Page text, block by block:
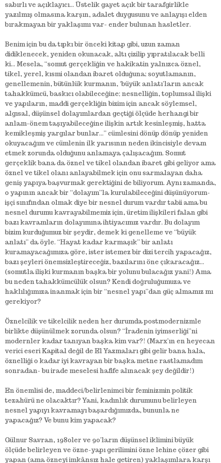
sabırlı ve açıklayıcı… Üstelik gayet açık bir tarafgirlikle
yazılmış olmasına karşın, adalet duygusunu ve anlayışı elden
bırakmayan bir yaklaşımı var- ender bulunan hasletler.
Benim için bu da tıpkı bir önceki kitap gibi, uzun zaman
didiklenecek, yeniden okunacak, altı çizilip yıpratılacak belli
ki… Mesela, “somut gerçekliğin ve hakikatin yalnızca öznel,
tikel, yerel, kısmi olandan ibaret olduğuna; soyutlamanın,
genellemenin, bütünlük kurmanın, ‘büyük anlatı’ların ancak
tahakkümcü, baskıcı olabileceğine; nesnelliğin, toplumsal ilişki
ve yapıların, maddi gerçekliğin bizim için ancak söylemsel,
algısal, düşünsel dolayımlardan geçtiği ölçüde herhangi bir
anlam-önem taşıyabileceğine ilişkin artık kesinleşmiş, hatta
kemikleşmiş yargılar bunlar…” cümlesini dönüp dönüp yeniden
okuyacağım ve cümlenin ilk yarısının neden ikincisiyle devam
etmek zorunda olduğunu anlamaya çalışacağım. Somut
gerçeklik bana da öznel ve tikel olandan ibaret gibi geliyor ama
öznel ve tikel olanı anlayabilmek için onu sarmalayan daha
geniş yapıya başvurmak gerektiğini de biliyorum. Aynı zamanda,
o yapının ancak bir “dolayım”la kurulabileceğini düşünüyorum-
işçi sınıfından olmak diye bir nesnel durum vardır tabii ama bu
nesnel durumu kavrayabilmemiz için, üretim ilişkileri falan gibi
bazı kavramların dolayımına ihtiyacımız vardır. Bu dolayım
bizim kurduğumuz bir şeydir, demek ki genelleme ve “büyük
anlatı” da öyle. “Hayat kadar karmaşık” bir anlatı
kuramayacağımıza göre, ister istemez bir dizi tercih yapacağız,
bazı şeyleri önemsizleştireceğiz, bazılarını öne çıkaracağız…
(somutla ilişki kurmanın başka bir yolunu bulacağız yani!) Ama
bu neden tahakkümcülük olsun? Kendi doğruluğumuza ve
haklılığımıza inanmak için bir “nesnel yapı”dan güç almamız mı
gerekiyor?
Öznelcilik ve tikelcilik neden her durumda postmodernizmle
birlikte düşünülmek zorunda olsun? “İradenin iyimserliği”ni
modernler kadar tanıyan başka kim var?! (Marx’ın en heyecan
verici eseri Kapital değil de El Yazmaları gibi gelir bana hala,
öznelliği o kadar iyi kavrayan bir başka metne rastlamadım
sonradan- bu irade meselesi hafife alınacak şey değildir!)
En önemlisi de, maddeci/belirlenimci bir feminizmin politik
tezahürü ne olacaktır? Yani, kadınlık durumunu belirleyen
nesnel yapıyı kavramayı başardığımızda, bununla ne
yapacağız? Ve bunu kim yapacak?
Gülnur Savran, 1980ler ve 90’ların düşünsel iklimini büyük
ölçüde belirleyen ve özne-yapı gerilimini özne lehine çözer gibi
yapan (ama özneyi imkânsız hale getiren) yaklaşımlara karşı